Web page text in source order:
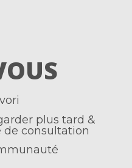
plus tard &
de consultation